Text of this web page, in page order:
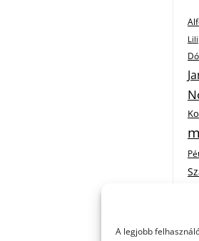
A legjobb
Lili